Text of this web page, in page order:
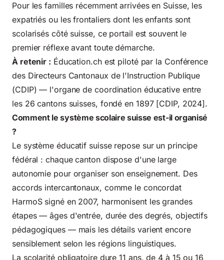
Pour les familles récemment arrivées en Suisse, les
expatriés ou les frontaliers dont les enfants sont
scolarisés côté suisse, ce portail est souvent le
premier réflexe avant toute démarche.
À retenir : Éducation.ch est piloté par la Conférence
des Directeurs Cantonaux de l'Instruction Publique
(CDIP) — l'organe de coordination éducative entre
les 26 cantons suisses, fondé en 1897 [CDIP, 2024].
Comment le système scolaire suisse est-il organisé
?
Le système éducatif suisse repose sur un principe
fédéral : chaque canton dispose d'une large
autonomie pour organiser son enseignement. Des
accords intercantonaux, comme le concordat
HarmoS signé en 2007, harmonisent les grandes
étapes — âges d'entrée, durée des degrés, objectifs
pédagogiques — mais les détails varient encore
sensiblement selon les régions linguistiques.
La scolarité obligatoire dure 11 ans, de 4 à 15 ou 16